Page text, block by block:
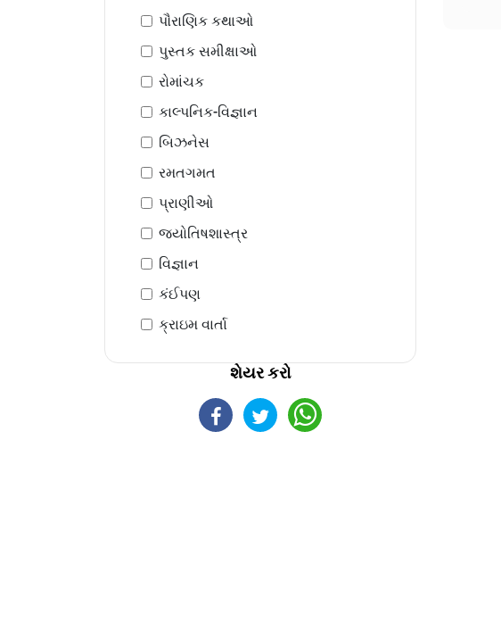
પૌરાણિક કથાઓ
પુસ્તક સમીક્ષાઓ
રોમાંચક
કાલ્પનિક-વિજ્ઞાન
બિઝનેસ
રમતગમત
પ્રાણીઓ
જ્યોતિષશાસ્ત્ર
વિજ્ઞાન
કંઈપણ
ક્રાઇમ વાર્તા
શેયર કરો